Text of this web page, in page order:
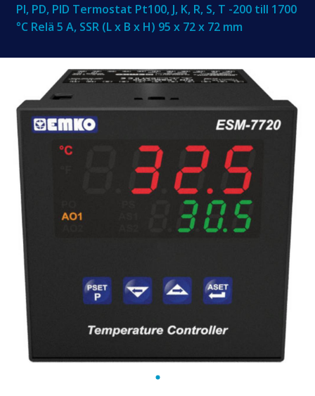
PI, PD, PID Termostat Pt100, J, K, R, S, T -200 till 1700
°C Relä 5 A, SSR (L x B x H) 95 x 72 x 72 mm